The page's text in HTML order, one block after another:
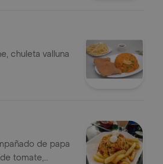
chuleta valluna
de papa
tomate,